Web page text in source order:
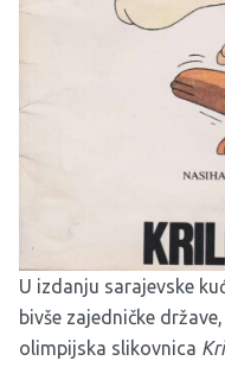
U izdanju sarajevske
bivše zajedničke
olimpijska slikovnica